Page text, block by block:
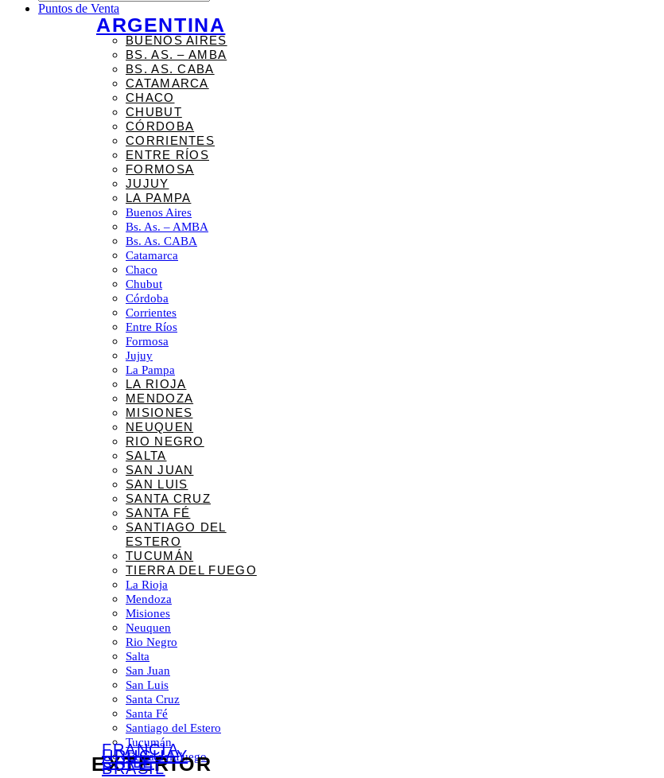
Puntos de Venta
ARGENTINA
BUENOS AIRES
BS. AS. – AMBA
BS. AS. CABA
CATAMARCA
CHACO
CHUBUT
CÓRDOBA
CORRIENTES
ENTRE RÍOS
FORMOSA
JUJUY
LA PAMPA
Buenos Aires
Bs. As. – AMBA
Bs. As. CABA
Catamarca
Chaco
Chubut
Córdoba
Corrientes
Entre Ríos
Formosa
Jujuy
La Pampa
LA RIOJA
MENDOZA
MISIONES
NEUQUEN
RIO NEGRO
SALTA
SAN JUAN
SAN LUIS
SANTA CRUZ
SANTA FÉ
SANTIAGO DEL
ESTERO
TUCUMÁN
TIERRA DEL FUEGO
La Rioja
Mendoza
Misiones
Neuquen
Rio Negro
Salta
San Juan
San Luis
Santa Cruz
Santa Fé
Santiago del Estero
Tucumán
Tierra del Fuego
EXTERIOR
BRASIL
CHILE
URUGUAY
FRANCIA